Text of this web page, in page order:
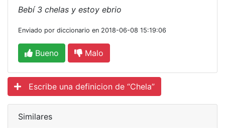
Bebí 3 chelas y estoy ebrio
Enviado por diccionario en 2018-06-08 15:19:06
Bueno Malo
Escribe una definicion de “Chela”
Similares